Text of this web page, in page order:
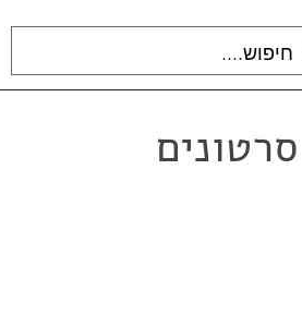
סרטונים